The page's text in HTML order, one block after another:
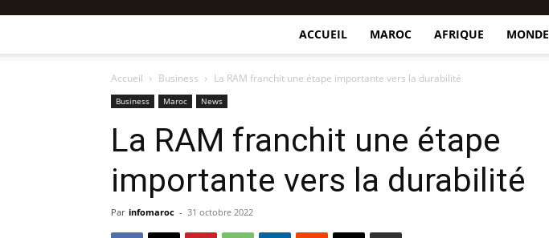
ACCUEIL MAROC AFRIQUE MONDE
Accueil Business La RAM franchit une étape importante vers la durabilité
Business Maroc News
La RAM franchit une étape
importante vers la durabilité
Par infomaroc - 31 octobre 2022